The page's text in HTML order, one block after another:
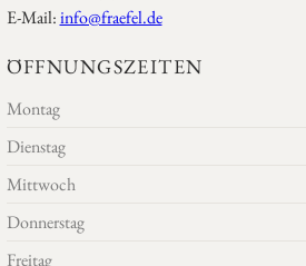
E-Mail:info@fraefel.de
ÖFFNUNGSZEITEN
Montag
Dienstag
Mittwoch
Donnerstag
Freitag